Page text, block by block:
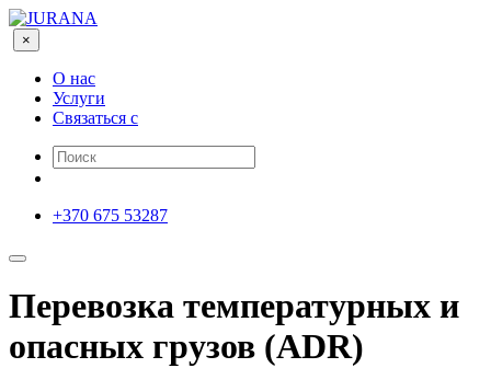
×
О нас
Услуги
Связаться с
+370 675 53287
Перевозка температурных и
опасных грузов (ADR)